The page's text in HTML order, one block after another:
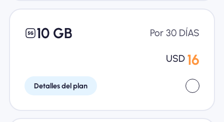
10 GB Por 30 DÍAS
USD 16
Detalles del plan